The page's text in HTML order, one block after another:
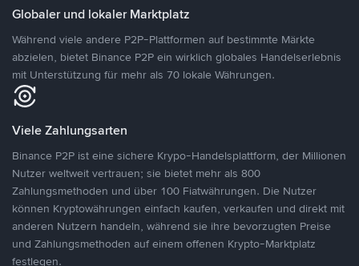
Globaler und lokaler Marktplatz
Während viele andere P2P-Plattformen auf bestimmte Märkte
abzielen, bietet Binance P2P ein wirklich globales Handelserlebnis
mit Unterstützung für mehr als 70 lokale Währungen.
Viele Zahlungsarten
Binance P2P ist eine sichere Krypo-Handelsplattform, der Millionen
Nutzer weltweit vertrauen; sie bietet mehr als 800
Zahlungsmethoden und über 100 Fiatwährungen. Die Nutzer
können Kryptowährungen einfach kaufen, verkaufen und direkt mit
anderen Nutzern handeln, während sie ihre bevorzugten Preise
und Zahlungsmethoden auf einem offenen Krypto-Marktplatz
festlegen.